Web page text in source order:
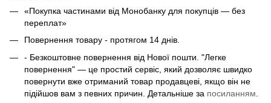
«Покупка частинами від Монобанку для покупців — без
переплат»
Повернення товару - протягом 14 днів.
- Безкоштовне повернення від Нової пошти. "Легке
повернення" — це простий сервіс, який дозволяє швидко
повернути вже отриманий товар продавцеві, якщо він не
підійшов вам з певних причин. Детальніше за посиланням